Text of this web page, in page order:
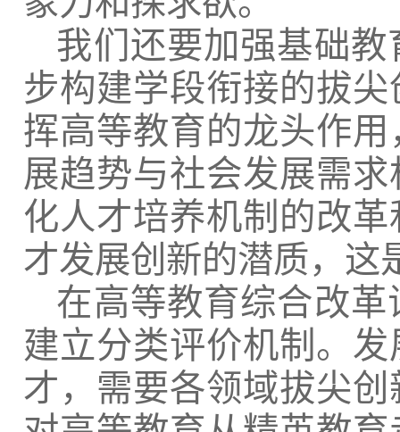
我们还要加强基础
步构建学段衔接的拔
挥高等教育的龙头作
展趋势与社会发展需
化人才培养机制的改
才发展创新的潜质，这
在高等教育综合改
建立分类评价机制。
才，需要各领域拔尖